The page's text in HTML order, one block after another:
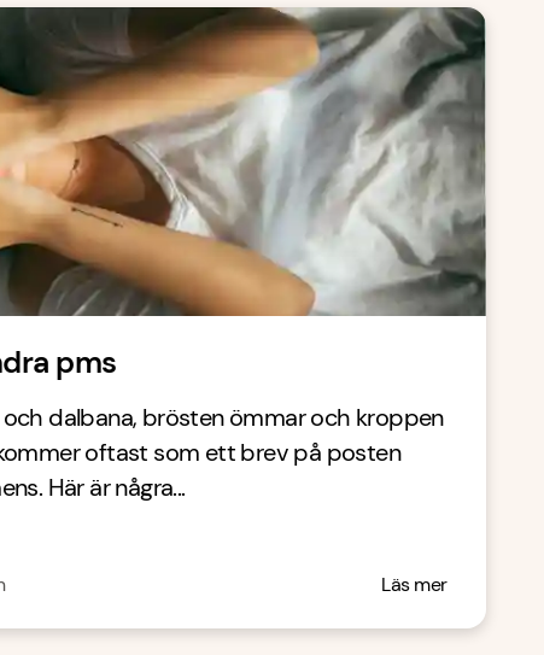
pms
dalbana, brösten ömmar och kroppen
oftast som ett brev på posten
Här är några...
Läs mer